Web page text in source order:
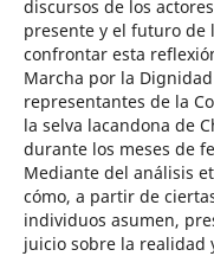
discursos de los
presente y el futuro de
confrontar esta
Marcha por la
representantes de la
la selva lacandona de
durante los meses de
Mediante del análisis
cómo, a partir de
individuos asumen,
juicio sobre la realidad